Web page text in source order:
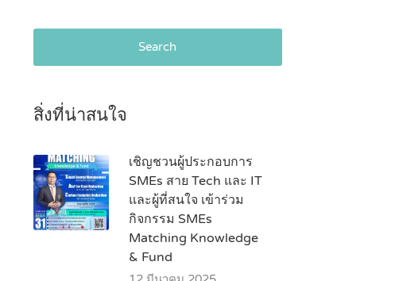
Search
สิ่งที่น่าสนใจ
เชิญชวนผู้ประกอบการ
SMEs สาย Tech และ IT
และผู้ที่สนใจ เข้าร่วม
กิจกรรม SMEs
Matching Knowledge
& Fund